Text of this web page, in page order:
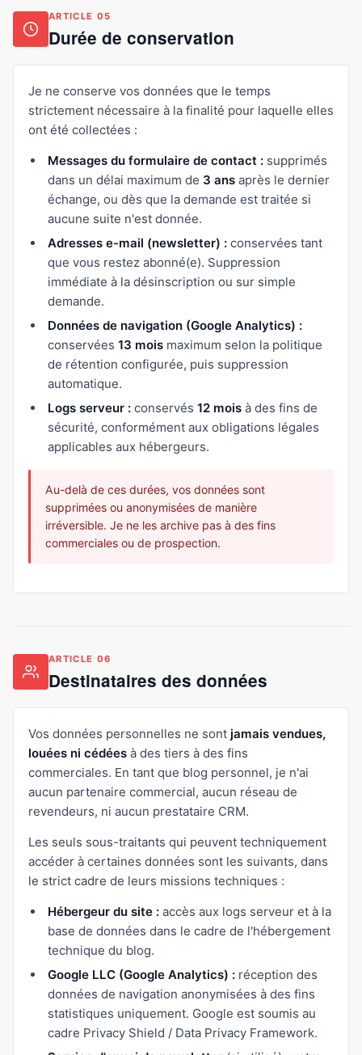
ARTICLE 05
Durée de conservation
Je ne conserve vos données que le temps
strictement nécessaire à la finalité pour laquelle elles
ont été collectées :
Messages du formulaire de contact : supprimés
dans un délai maximum de 3 ans après le dernier
échange, ou dès que la demande est traitée si
aucune suite n'est donnée.
Adresses e-mail (newsletter) : conservées tant
que vous restez abonné(e). Suppression
immédiate à la désinscription ou sur simple
demande.
Données de navigation (Google Analytics) :
conservées 13 mois maximum selon la politique
de rétention configurée, puis suppression
automatique.
Logs serveur : conservés 12 mois à des fins de
sécurité, conformément aux obligations légales
applicables aux hébergeurs.
Au-delà de ces durées, vos données sont
supprimées ou anonymisées de manière
irréversible. Je ne les archive pas à des fins
commerciales ou de prospection.
ARTICLE 06
Destinataires des données
Vos données personnelles ne sont jamais vendues,
louées ni cédées à des tiers à des fins
commerciales. En tant que blog personnel, je n'ai
aucun partenaire commercial, aucun réseau de
revendeurs, ni aucun prestataire CRM.
Les seuls sous-traitants qui peuvent techniquement
accéder à certaines données sont les suivants, dans
le strict cadre de leurs missions techniques :
Hébergeur du site : accès aux logs serveur et à la
base de données dans le cadre de l'hébergement
technique du blog.
Google LLC (Google Analytics) : réception des
données de navigation anonymisées à des fins
statistiques uniquement. Google est soumis au
cadre Privacy Shield / Data Privacy Framework.